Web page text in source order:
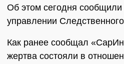
Об этом сегодня
управлении
Как ранее сообщал
жертва состояли в